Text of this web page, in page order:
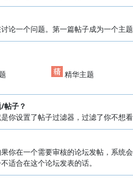
论一个问题。第一篇帖子成为一个主
精华主题
帖子？
你设置了帖子过滤器，过滤了你不想
你在一个需要审核的论坛发帖，系
适合在这个论坛发表的话。